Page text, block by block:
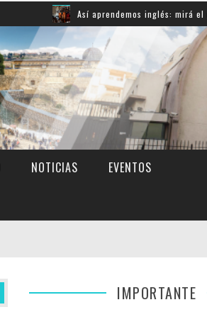
Así aprendemos inglés: mirá el grato
NOTICIAS EVENTOS
IMPORTANTE